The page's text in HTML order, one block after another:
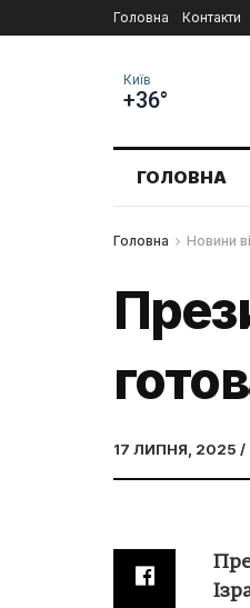
Головна Контакти
Київ
+36°
ГОЛОВНА
Головна Новини
17 ЛИПНЯ, 2025 /